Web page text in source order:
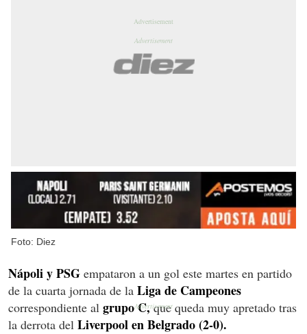
Foto: Diez
Nápoli y PSG empataron a un gol este martes en partido
de la cuarta jornada de la Liga de Campeones
correspondiente al grupo C,que queda muy apretado tras
la derrota del Liverpool en Belgrado (2-0).